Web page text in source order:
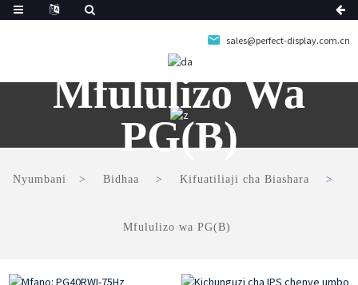
sales@perfect-display.com.cn
Mfululizo Wa
PG(B)
Nyumbani Bidhaa Kifuatiliaji cha Biashara
Mfululizo wa PG(B)